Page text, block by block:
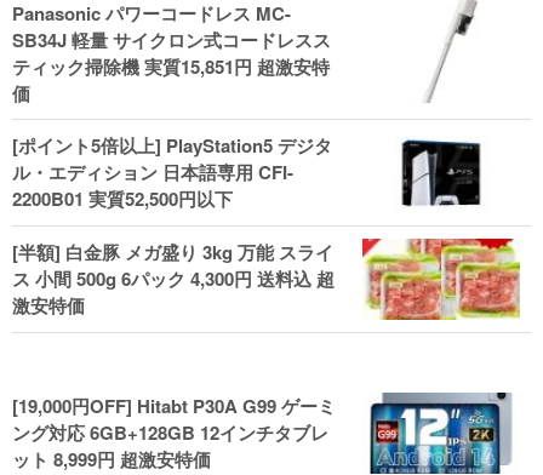
ル！
Panasonic パワーコードレス MC-
SB34J 軽量 サイクロン式コードレスス
ティック掃除機 実質15,851円 超激安特
価
[ポイント5倍以上] PlayStation5 デジタ
ル・エディション 日本語専用 CFI-
2200B01 実質52,500円以下
[半額] 白金豚 メガ盛り 3kg 万能 スライ
ス 小間 500g 6パック 4,300円 送料込 超
激安特価
[19,000円OFF] Hitabt P30A G99 ゲーミ
ング対応 6GB+128GB 12インチタブレ
ット 8,999円 超激安特価